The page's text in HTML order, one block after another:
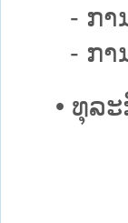
- ການ
- ການ
• ທຸລະ